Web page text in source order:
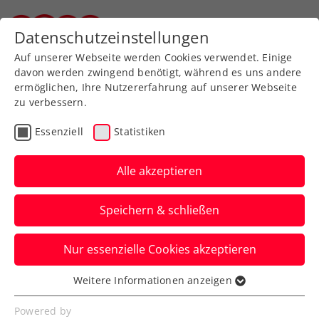
Zurück zur Newsübersicht
Turniere
Eine starke Partnerschaft
für den Frauensport
Das Upper Austria Ladies Linz und
ADMIRAL Sportwetten setzen ihre
Kooperation weiter fort.
Verfasst von: Presseaussendung / Redaktion, 12.12.2024
Datenschutzeinstellungen
Auf unserer Webseite werden Cookies verwendet. Einige
davon werden zwingend benötigt, während es uns andere
ermöglichen, Ihre Nutzererfahrung auf unserer Webseite
zu verbessern.
Essenziell Statistiken
Alle akzeptieren
Speichern & schließen
Nur essenzielle Cookies akzeptieren
Essenziell
Essenzielle Cookies werden für grundlegende
Weitere Informationen anzeigen
Powered by